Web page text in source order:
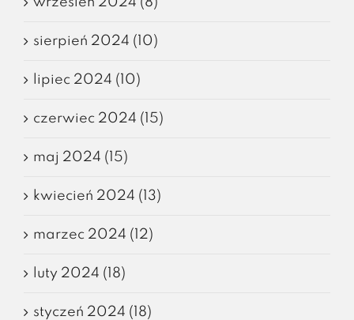
sierpień 2024 (10)
lipiec 2024 (10)
czerwiec 2024 (15)
maj 2024 (15)
kwiecień 2024 (13)
marzec 2024 (12)
luty 2024 (18)
styczeń 2024 (18)